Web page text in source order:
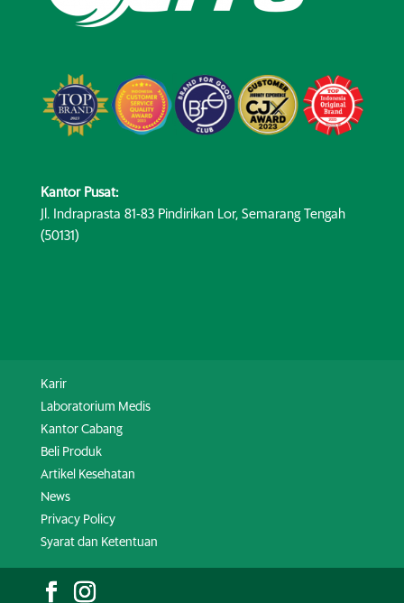
Kantor Pusat:
Jl. Indraprasta 81-83 Pindirikan Lor, Semarang Tengah
(50131)
Karir
Laboratorium Medis
Kantor Cabang
Beli Produk
Artikel Kesehatan
News
Privacy Policy
Syarat dan Ketentuan